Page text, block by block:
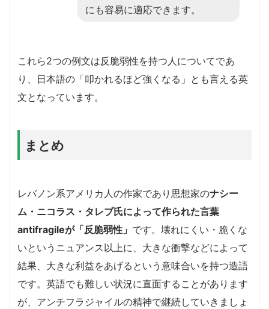
にも容易に適応できます。
これら2つの例文は反脆弱性を持つ人についてであ
り、日本語の「叩かれるほど強くなる」とも言える英
文となっています。
まとめ
レバノン系アメリカ人の作家であり思想家のナシー
ム・ニコラス・タレブ氏によって作られた言葉
antifragileが「反脆弱性」 です。壊れにくい・脆くな
いというニュアンス以上に、大きな衝撃などによって
結果、大きな利益をあげるという意味合いを持つ造語
です。英語でも難しい状況に直面することがあります
が、アンチフラジャイルの精神で継続していきましょ